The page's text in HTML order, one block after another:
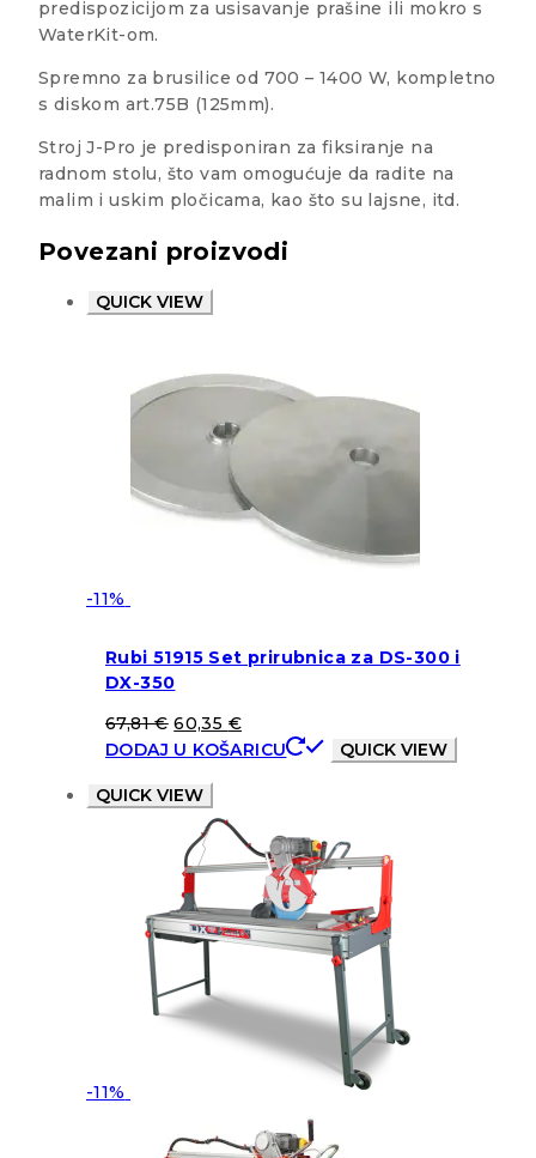
predispozicijom za usisavanje prašine ili mokro s
WaterKit-om.
Spremno za brusilice od 700 – 1400 W, kompletno
s diskom art.75B (125mm).
Stroj J-Pro je predisponiran za fiksiranje na
radnom stolu, što vam omogućuje da radite na
malim i uskim pločicama, kao što su lajsne, itd.
Povezani proizvodi
QUICK VIEW
-11%
Rubi 51915 Set prirubnica za DS-300 i
DX-350
67,81€ 60,35 €
DODAJ U KOŠARICU
QUICK VIEW
QUICK VIEW
-11%